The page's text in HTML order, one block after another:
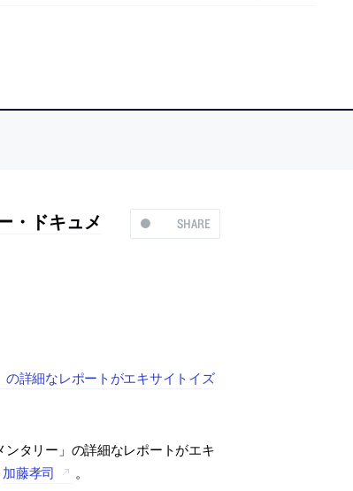
SHARE
・ドキュメ
詳細なレポートがエキサイトイズ
タリー」の詳細なレポートがエキ
加藤孝司 。